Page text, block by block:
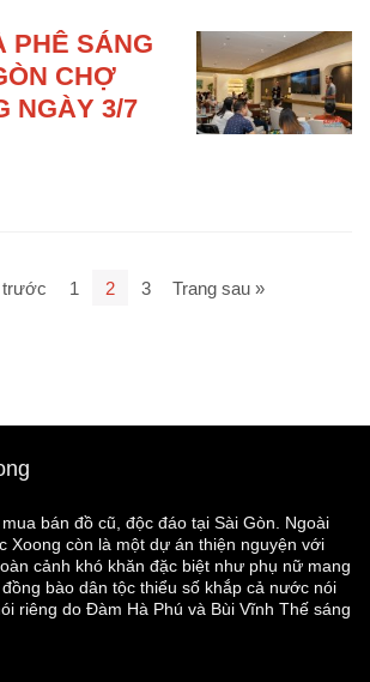
PHÊ SÁNG
CHỢ
NGÀY 3/7
trước 1 2 3 Trang sau »
bán đồ cũ, độc đáo tại Sài Gòn. Ngoài
Xoong còn là một dự án thiện nguyện với
cảnh khó khăn đặc biệt như phụ nữ mang
bào dân tộc thiểu số khắp cả nước nói
riêng do Đàm Hà Phú và Bùi Vĩnh Thế sáng